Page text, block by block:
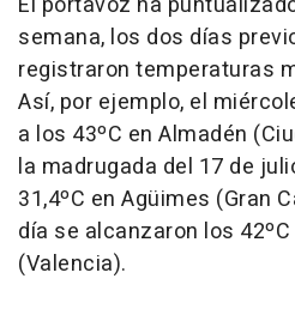
semana, los dos días
registraron temperaturas
Así, por ejemplo, el
a los 43ºC en Almadén
la madrugada del 17 de
31,4ºC en Agüimes (Gran
día se alcanzaron los
(Valencia).